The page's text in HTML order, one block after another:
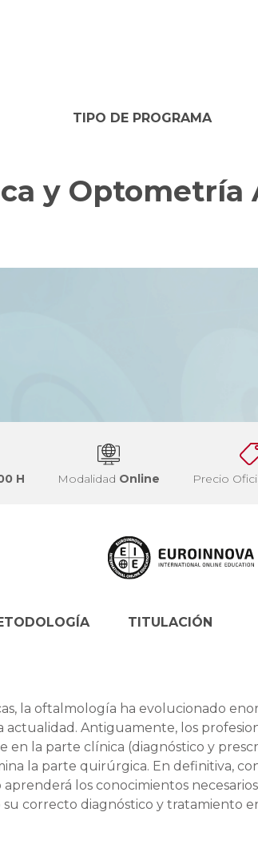
TIPO DE PROGRAMA
y Optometría
H Modalidad Online Precio
la oftalmología ha evolucionado
actualidad. Antiguamente, los
la parte clínica (diagnóstico y
la parte quirúrgica. En definitiva,
los conocimientos
correcto diagnóstico y tratamiento
TITULACIÓN